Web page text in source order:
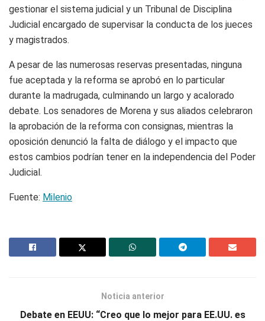
gestionar el sistema judicial y un Tribunal de Disciplina
Judicial encargado de supervisar la conducta de los jueces
y magistrados.
A pesar de las numerosas reservas presentadas, ninguna
fue aceptada y la reforma se aprobó en lo particular
durante la madrugada, culminando un largo y acalorado
debate. Los senadores de Morena y sus aliados celebraron
la aprobación de la reforma con consignas, mientras la
oposición denunció la falta de diálogo y el impacto que
estos cambios podrían tener en la independencia del Poder
Judicial.
Fuente: Milenio
Noticia anterior
Debate en EEUU: “Creo que lo mejor para EE.UU. es